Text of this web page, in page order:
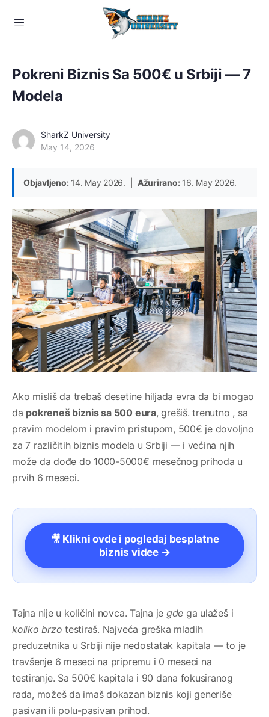
Pokreni Biznis Sa 500€ u Srbiji — 7
Modela
SharkZ University
May 14, 2026
Objavljeno:14. May 2026. | Ažurirano:16. May 2026.
Ako misliš da trebaš desetine hiljada evra da bi mogao
da pokreneš biznis sa 500 eura, grešiš. trenutno , sa
pravim modelom i pravim pristupom, 500€ je dovoljno
za 7 različitih biznis modela u Srbiji — i većina njih
može da dođe do 1000-5000€ mesečnog prihoda u
prvih 6 meseci.
🎥 Klikni ovde i pogledaj besplatne
biznis videe →
Tajna nije u količini novca. Tajna je gde ga ulažeš i
koliko brzo testiraš. Najveća greška mladih
preduzetnika u Srbiji nije nedostatak kapitala — to je
travšenje 6 meseci na pripremu i 0 meseci na
testiranje. Sa 500€ kapitala i 90 dana fokusiranog
rada, možeš da imaš dokazan biznis koji generiše
pasivan ili polu-pasivan prihod.